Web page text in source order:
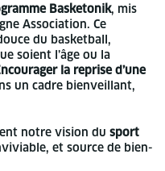
Basketonik, mis
Association. Ce
du basketball,
soient l’âge ou la
la reprise d’une
un cadre bienveillant,
notre vision du sport
et source de bien-